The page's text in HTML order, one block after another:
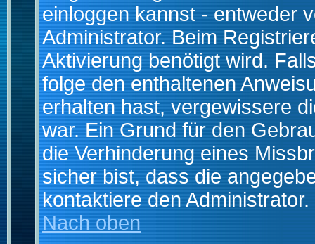
einloggen kannst - entweder
Administrator. Beim
Aktivierung benötigt wird.
folge den enthaltenen
erhalten hast, vergewissere
war. Ein Grund für den
die Verhinderung eines
sicher bist, dass die
kontaktiere den Administrator.
Nach oben